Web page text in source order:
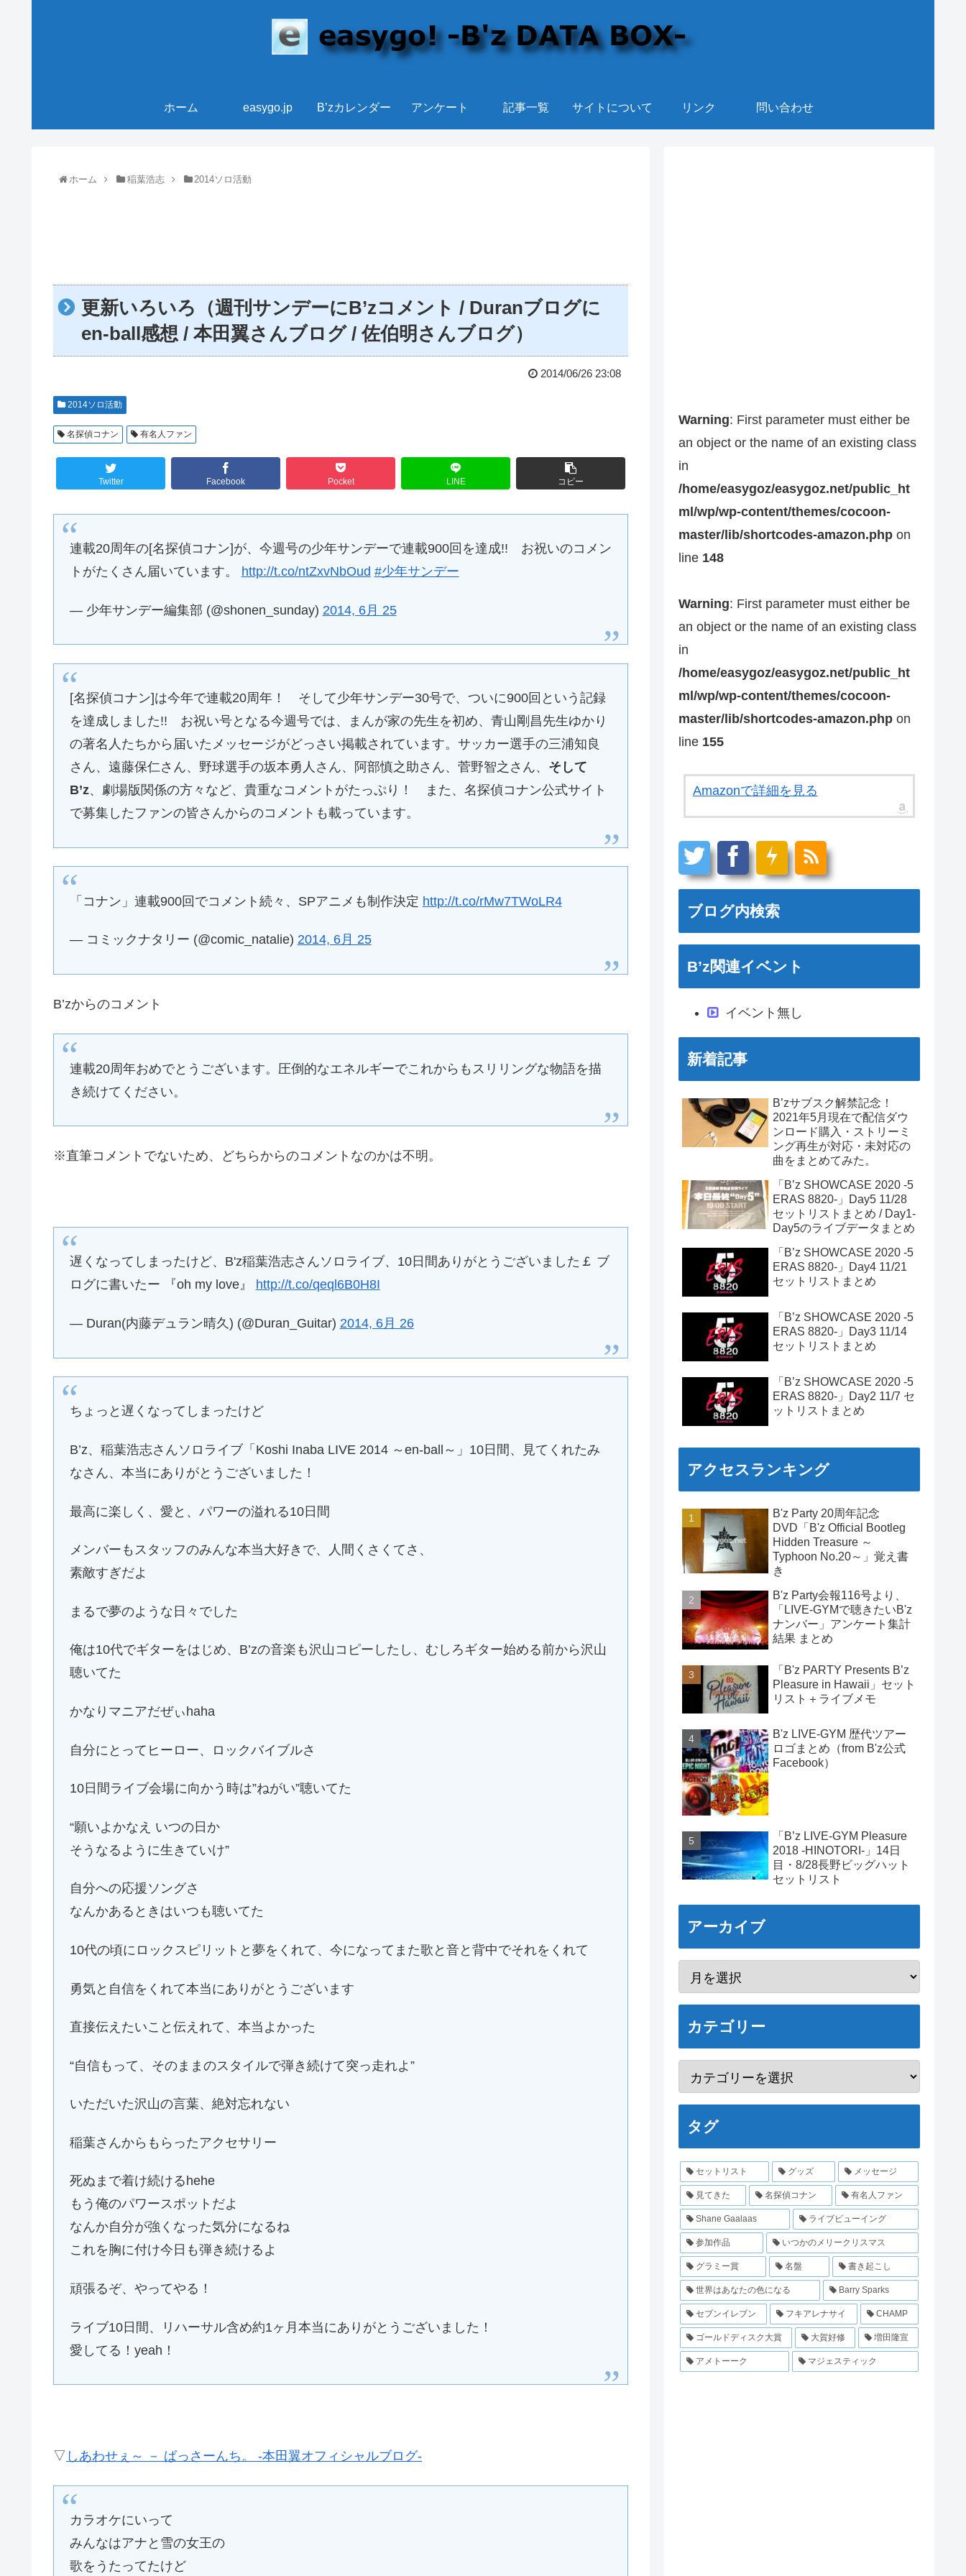
ホーム easygo.jp B’zカレンダー アンケート 記事一覧 サイトについて リンク 問い合わせ
ホーム 稲葉浩志 2014ソロ活動
更新いろいろ（週刊サンデーにB’zコメント / Duranブログに
en-ball感想 / 本田翼さんブログ / 佐伯明さんブログ）
2014/06/26 23:08
2014ソロ活動
名探偵コナン 有名人ファン
Twitter Facebook Pocket LINE コピー
連載20周年の[名探偵コナン]が、今週号の少年サンデーで連載900回を達成!! お祝いのコメン
トがたくさん届いています。
http://t.co/ntZxvNbOud #少年サンデー
— 少年サンデー編集部 (@shonen_sunday) 2014, 6月 25
[名探偵コナン]は今年で連載20周年！ そして少年サンデー30号で、ついに900回という記録
を達成しました!! お祝い号となる今週号では、まんが家の先生を初め、青山剛昌先生ゆかり
の著名人たちから届いたメッセージがどっさい掲載されています。サッカー選手の三浦知良
さん、遠藤保仁さん、野球選手の坂本勇人さん、阿部慎之助さん、菅野智之さん、 そして
B’z、劇場版関係の方々など、貴重なコメントがたっぷり！ また、名探偵コナン公式サイト
で募集したファンの皆さんからのコメントも載っています。
「コナン」連載900回でコメント続々、SPアニメも制作決定 http://t.co/rMw7TWoLR4
— コミックナタリー (@comic_natalie) 2014, 6月 25
B’zからのコメント
連載20周年おめでとうございます。圧倒的なエネルギーでこれからもスリリングな物語を描
き続けてください。
※直筆コメントでないため、どちらからのコメントなのかは不明。
遅くなってしまったけど、B'z稲葉浩志さんソロライブ、10日間ありがとうございました￡ ブ
ログに書いたー 『oh my love』
http://t.co/qeql6B0H8I
— Duran(内藤デュラン晴久) (@Duran_Guitar) 2014, 6月 26
ちょっと遅くなってしまったけど
B’z、稲葉浩志さんソロライブ「Koshi Inaba LIVE 2014 ～en-ball～」10日間、見てくれたみ
なさん、本当にありがとうございました！
最高に楽しく、愛と、パワーの溢れる10日間
メンバーもスタッフのみんな本当大好きで、人間くさくてさ、
素敵すぎだよ
まるで夢のような日々でした
俺は10代でギターをはじめ、B’zの音楽も沢山コピーしたし、むしろギター始める前から沢山
聴いてた
かなりマニアだぜぃhaha
自分にとってヒーロー、ロックバイブルさ
10日間ライブ会場に向かう時は”ねがい”聴いてた
“願いよかなえ いつの日か
そうなるように生きていけ”
自分への応援ソングさ
なんかあるときはいつも聴いてた
10代の頃にロックスピリットと夢をくれて、今になってまた歌と音と背中でそれをくれて
勇気と自信をくれて本当にありがとうございます
直接伝えたいこと伝えれて、本当よかった
“自信もって、そのままのスタイルで弾き続けて突っ走れよ”
いただいた沢山の言葉、絶対忘れない
稲葉さんからもらったアクセサリー
死ぬまで着け続けるhehe
もう俺のパワースポットだよ
なんか自分が強くなった気分になるね
これを胸に付け今日も弾き続けるよ
頑張るぞ、やってやる！
ライブ10日間、リハーサル含め約1ヶ月本当にありがとうございました！
愛してる！yeah！
▽ しあわせぇ～ － ばっさーんち。 -本田翼オフィシャルブログ-
カラオケにいって
みんなはアナと雪の女王の
歌をうたってたけど
Warning: First parameter must either be
an object or the name of an existing class
in
/home/easygoz/easygoz.net/public_ht
ml/wp/wp-content/themes/cocoon-
master/lib/shortcodes-amazon.php on
line 148
Warning: First parameter must either be
an object or the name of an existing class
in
/home/easygoz/easygoz.net/public_ht
ml/wp/wp-content/themes/cocoon-
master/lib/shortcodes-amazon.php on
line 155
Amazonで詳細を見る
ブログ内検索
B’z関連イベント
イベント無し
新着記事
B’zサブスク解禁記念！
2021年5月現在で配信ダウ
ンロード購入・ストリーミ
ング再生が対応・未対応の
曲をまとめてみた。
「B’z SHOWCASE 2020 -5
ERAS 8820-」Day5 11/28
セットリストまとめ / Day1-
Day5のライブデータまとめ
「B’z SHOWCASE 2020 -5
ERAS 8820-」Day4 11/21
セットリストまとめ
「B’z SHOWCASE 2020 -5
ERAS 8820-」Day3 11/14
セットリストまとめ
「B’z SHOWCASE 2020 -5
ERAS 8820-」Day2 11/7 セ
ットリストまとめ
アクセスランキング
B'z Party 20周年記念
DVD「B'z Official Bootleg
Hidden Treasure ～
Typhoon No.20～」覚え書
き
B'z Party会報116号より、
「LIVE-GYMで聴きたいB'z
ナンバー」アンケート集計
結果 まとめ
「B'z PARTY Presents B’z
Pleasure in Hawaii」セット
リスト＋ライブメモ
B'z LIVE-GYM 歴代ツアー
ロゴまとめ（from B'z公式
Facebook）
「B’z LIVE-GYM Pleasure
2018 -HINOTORI-」14日
目・8/28長野ビッグハット
セットリスト
アーカイブ
カテゴリー
タグ
セットリスト グッズ メッセージ
見てきた 名探偵コナン 有名人ファン
Shane Gaalaas ライブビューイング
参加作品 いつかのメリークリスマス
グラミー賞 名盤 書き起こし
世界はあなたの色になる Barry Sparks
セブンイレブン フキアレナサイ CHAMP
ゴールドディスク大賞 大賀好修 増田隆宣
アメトーーク マジェスティック